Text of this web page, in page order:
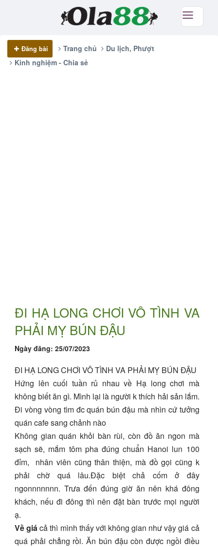
Đăng bài Trang chủ
Du lịch, Phượt
Kinh nghiệm - Chia sẻ
ĐI HẠ LONG CHƠI VÔ TÌNH VA
PHẢI MỴ BÚN ĐẬU
Ngày đăng: 25/07/2023
ĐI HẠ LONG CHƠI VÔ TÌNH VA PHẢI MỴ BÚN ĐẬU
Hứng lên cuối tuần rủ nhau về Hạ long chơi mà
không biết ăn gì. Mình lại là người k thích hải sản lắm.
Đi vòng vòng tìm đc quán bún đậu mà nhìn cứ tưởng
quán cafe sang chảnh nào
Không gian quán khỏi bàn rùi, còn đồ ăn ngon mà
sạch sẽ, mắm tôm pha đúng chuẩn Hanoi lun 100
đỉm, nhân viên cũng thân thiện, mà đồ gọi cũng k
phải chờ quá lâu.Đặc biệt chả cốm ở đây
ngonnnnnnn. Trưa đến đúng giờ ăn nên khá đông
khách, nếu đi đông thì nên đặt bàn trước mọi người
ạ.
Về giácả thì mình thấy với không gian như vậy giá cả
quá phải chẳng rồi. Ăn bún đậu còn được ngồi điều